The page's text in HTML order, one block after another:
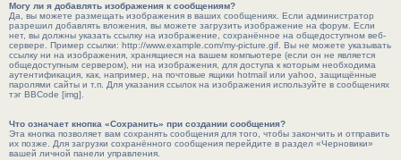
Могу ли я добавлять изображения к сообщениям?
Да, вы можете размещать изображения в ваших сообщениях. Если администратор
разрешил добавлять вложения, вы можете загрузить изображение на форум. Если
нет, вы должны указать ссылку на изображение, сохранённое на общедоступном веб-
сервере. Пример ссылки: http://www.example.com/my-picture.gif. Вы не можете указывать
ссылку ни на изображения, хранящиеся на вашем компьютере (если он не является
общедоступным сервером), ни на изображения, для доступа к которым необходима
аутентификация, как, например, на почтовые ящики hotmail или yahoo, защищённые
паролями сайты и т.п. Для указания ссылок на изображения используйте в сообщениях
тэг BBCode [img].
Что означает кнопка «Сохранить» при создании сообщения?
Эта кнопка позволяет вам сохранять сообщения для того, чтобы закончить и отправить
их позже. Для загрузки сохранённого сообщения перейдите в раздел «Черновики»
вашей личной панели управления.